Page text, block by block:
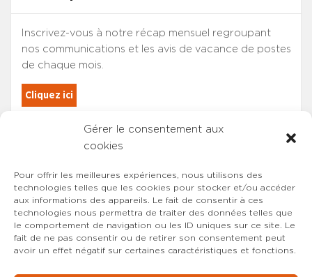
Gérer le consentement aux
cookies
Pour offrir les meilleures expériences, nous utilisons des
technologies telles que les cookies pour stocker et/ou accéder
aux informations des appareils. Le fait de consentir à ces
technologies nous permettra de traiter des données telles que
le comportement de navigation ou les ID uniques sur ce site. Le
fait de ne pas consentir ou de retirer son consentement peut
avoir un effet négatif sur certaines caractéristiques et fonctions.
Inscrivez-vous à notre récap mensuel regroupant
nos communications et les avis de vacance de postes
de chaque mois.
Cliquez ici
Les adhérents du SYNCASS-CFDT
sont automatiquement inscrits.